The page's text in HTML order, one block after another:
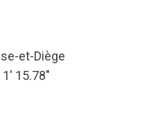
et-Diège
15.78″